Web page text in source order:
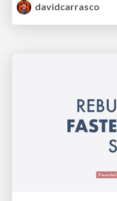
davidcarrasco